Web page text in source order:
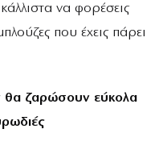
να φορέσεις
που έχεις πάρει
θα ζαρώσουν εύκολα